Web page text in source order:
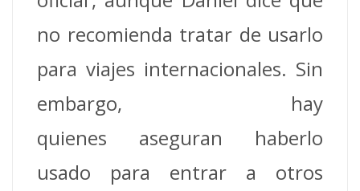
no recomienda tratar de usarlo
para viajes internacionales. Sin
embargo, hay
quienes aseguran haberlo
usado para entrar a otros